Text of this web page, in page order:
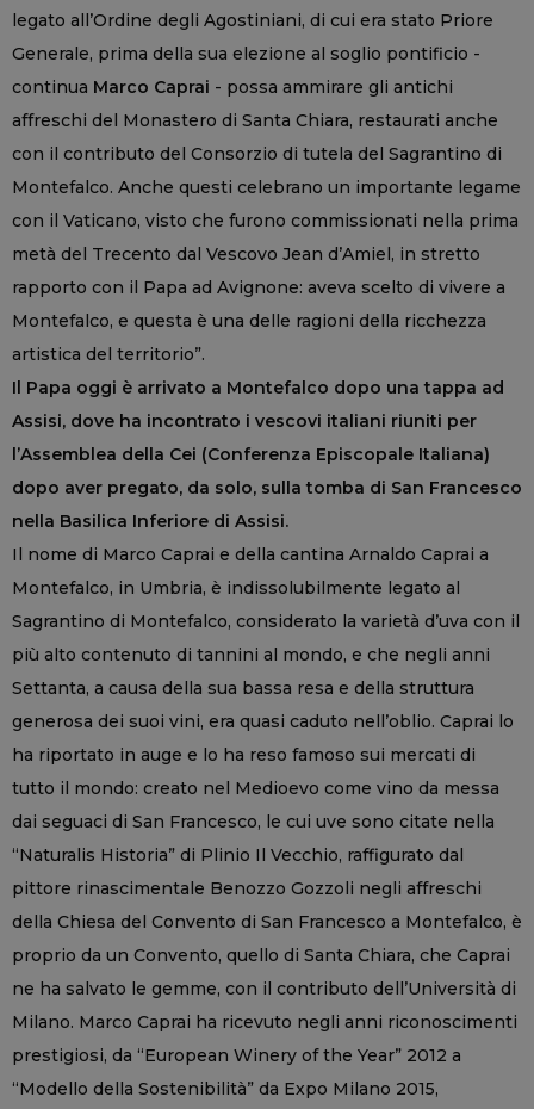
legato all’Ordine degli Agostiniani, di cui era stato Priore
Generale, prima della sua elezione al soglio pontificio -
continua Marco Caprai - possa ammirare gli antichi
affreschi del Monastero di Santa Chiara, restaurati anche
con il contributo del Consorzio di tutela del Sagrantino di
Montefalco. Anche questi celebrano un importante legame
con il Vaticano, visto che furono commissionati nella prima
metà del Trecento dal Vescovo Jean d’Amiel, in stretto
rapporto con il Papa ad Avignone: aveva scelto di vivere a
Montefalco, e questa è una delle ragioni della ricchezza
artistica del territorio”.
Il Papa oggi è arrivato a Montefalco dopo una tappa ad
Assisi, dove ha incontrato i vescovi italiani riuniti per
l’Assemblea della Cei (Conferenza Episcopale Italiana)
dopo aver pregato, da solo, sulla tomba di San Francesco
nella Basilica Inferiore di Assisi.
Il nome di Marco Caprai e della cantina Arnaldo Caprai a
Montefalco, in Umbria, è indissolubilmente legato al
Sagrantino di Montefalco, considerato la varietà d’uva con il
più alto contenuto di tannini al mondo, e che negli anni
Settanta, a causa della sua bassa resa e della struttura
generosa dei suoi vini, era quasi caduto nell’oblio. Caprai lo
ha riportato in auge e lo ha reso famoso sui mercati di
tutto il mondo: creato nel Medioevo come vino da messa
dai seguaci di San Francesco, le cui uve sono citate nella
“Naturalis Historia” di Plinio Il Vecchio, raffigurato dal
pittore rinascimentale Benozzo Gozzoli negli affreschi
della Chiesa del Convento di San Francesco a Montefalco, è
proprio da un Convento, quello di Santa Chiara, che Caprai
ne ha salvato le gemme, con il contributo dell’Università di
Milano. Marco Caprai ha ricevuto negli anni riconoscimenti
prestigiosi, da “European Winery of the Year” 2012 a
“Modello della Sostenibilità” da Expo Milano 2015,